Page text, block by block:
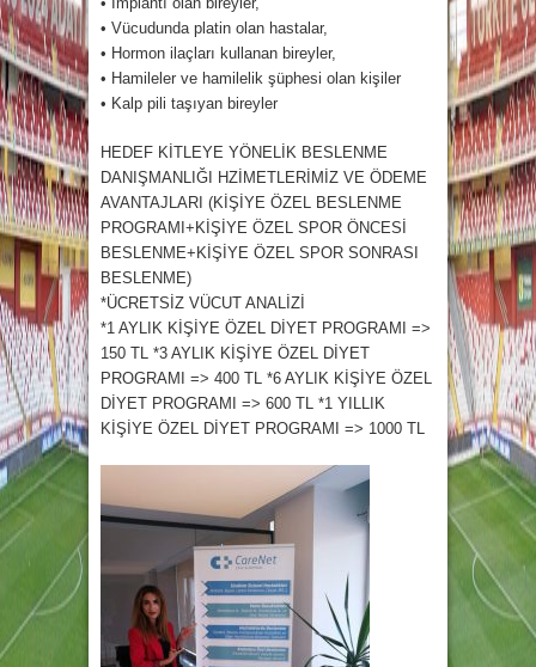
• Vücudunda platin olan hastalar,
• Hormon ilaçları kullanan bireyler,
• Hamileler ve hamilelik şüphesi olan kişiler
• Kalp pili taşıyan bireyler
HEDEF KİTLEYE YÖNELİK BESLENME
DANIŞMANLIĞI HZİMETLERİMİZ VE ÖDEME
AVANTAJLARI (KİŞİYE ÖZEL BESLENME
PROGRAMI+KİŞİYE ÖZEL SPOR ÖNCESİ
BESLENME+KİŞİYE ÖZEL SPOR SONRASI
BESLENME)
*ÜCRETSİZ VÜCUT ANALİZİ
*1 AYLIK KİŞİYE ÖZEL DİYET PROGRAMI =>
150 TL *3 AYLIK KİŞİYE ÖZEL DİYET
PROGRAMI => 400 TL *6 AYLIK KİŞİYE ÖZEL
DİYET PROGRAMI => 600 TL *1 YILLIK
KİŞİYE ÖZEL DİYET PROGRAMI => 1000 TL